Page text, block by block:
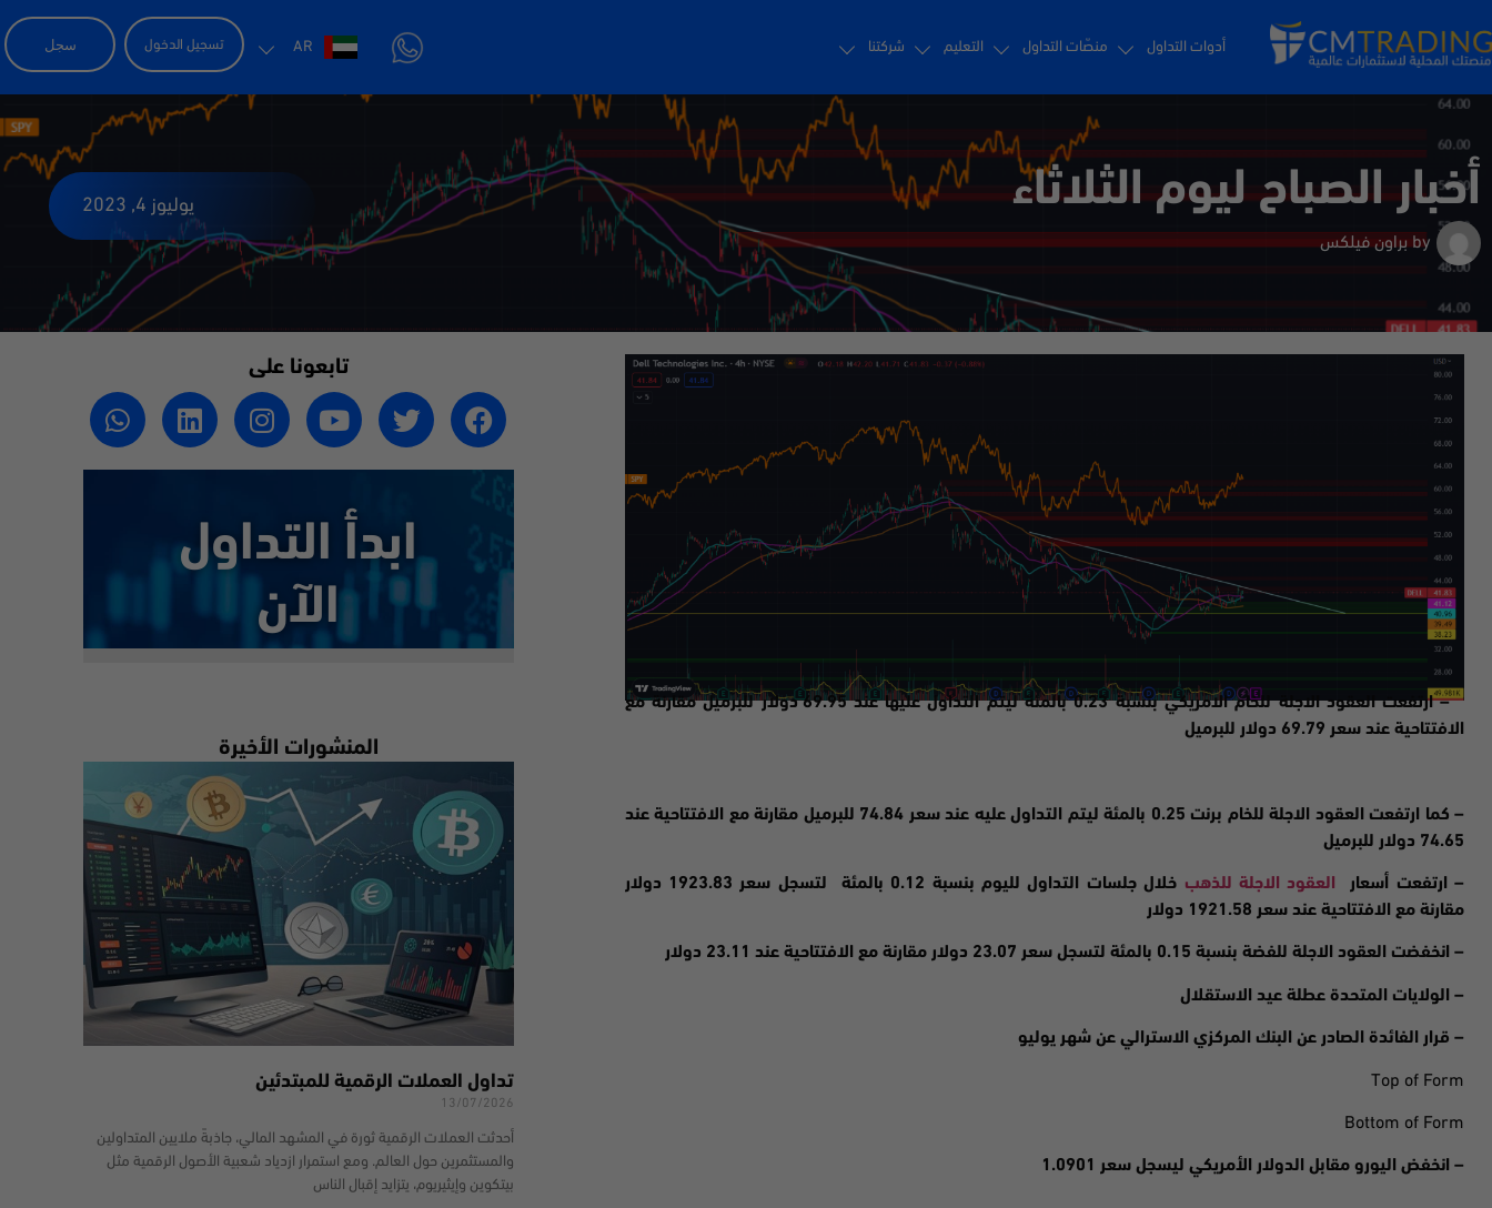
أدوات التداول منصّات التداول التعليم شركتنا AR تسجيل الدخول سجل
أخبار الصباح ليوم الثلاثاء
by براون فيلكس
يوليوز 4, 2023
–ارتفعت
العقود الاجلة للخام الامريكي بنسبة 0.23 بالمئة ليتم التداول عليها عند 69.95 دولار للبرميل مقارنة مع
الافتتاحية عند سعر 69.79 دولار للبرميل
– كما ارتفعت العقود الاجلة للخام برنت 0.25 بالمئة ليتم التداول عليه عند سعر 74.84 للبرميل مقارنة مع الافتتاحية عند
74.65 دولار للبرميل
– ارتفعت أسعار العقود الاجلة للذهب
خلال جلسات التداول لليوم بنسبة 0.12 بالمئة لتسجل سعر 1923.83 دولار
مقارنة مع الافتتاحية عند سعر 1921.58 دولا
ر
– انخفضت العقود الاجلة للفضة بنسبة 0.15 بالمئة لتسجل سعر 23.07 دولار مقارنة مع الافتتاحية عند 23.11 دولار
– الولايات المتحدة عطلة عيد الاستقلال
– قرار الفائدة الصادر عن البنك المركزي الاسترالي عن شهر يوليو
Top of Form
Bottom of Form
– انخفض اليورو مقابل الدولار الأمريكي ليسجل سعر 1.0901
تابعونا على
ابدأ التداول
الآن
المنشورات الأخيرة
تداول العملات الرقمية للمبتدئين
13/07/2026
أحدثت العملات الرقمية ثورة في المشهد المالي، جاذبةً ملايين المتداولين
والمستثمرين حول العالم. ومع استمرار ازدياد شعبية الأصول الرقمية مثل
بيتكوين وإيثيريوم، يتزايد إقبال الناس